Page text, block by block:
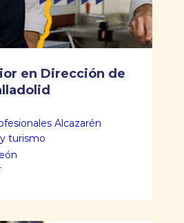
en Dirección de
Alcazarén
turismo